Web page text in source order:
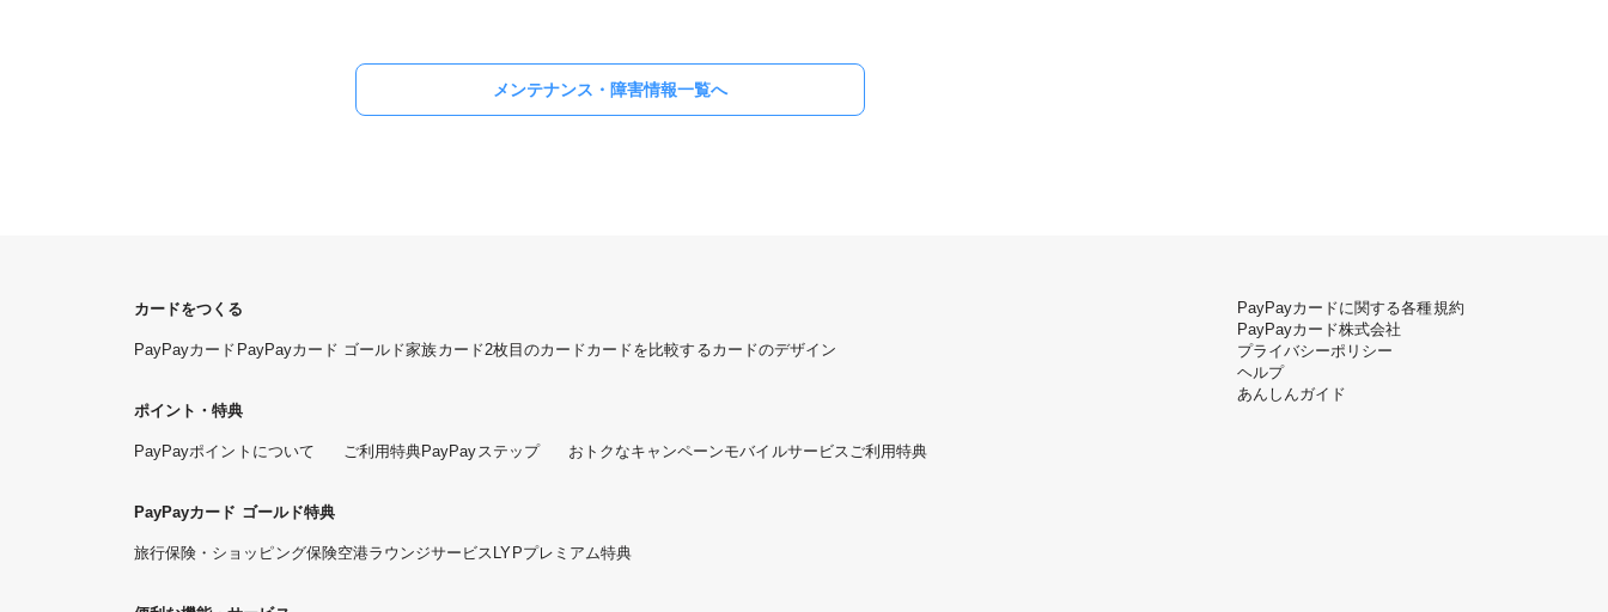
メンテナンス・障害情報一覧へ
カードをつくる
PayPayカード PayPayカード ゴールド家族カード2枚目のカードカードを比較するカードのデザイン
ポイント・特典
PayPayポイントについて ご利用特典PayPayステップ おトクなキャンペーンモバイルサービスご利用特典
PayPayカード ゴールド特典
旅行保険・ショッピング保険空港ラウンジサービス LYPプレミアム特典
PayPayカードに関する各種規約
PayPayカード株式会社
プライバシーポリシー
ヘルプ
あんしんガイド